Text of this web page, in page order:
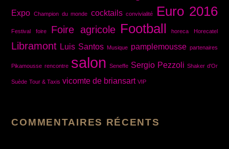
Expo Champion du monde cocktails convivialité Euro 2016
Festival foire Foire agricole Football horeca Horecatel
Libramont Luis Santos Musique pamplemousse partenaires
Pikamousse rencontre salon Seneffe Sergio Pezzoli Shaker d'Or
Suède Tour & Taxis vicomte de briansart VIP
COMMENTAIRES RÉCENTS